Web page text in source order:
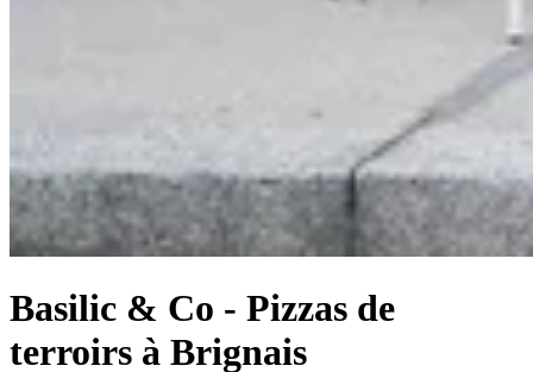
Basilic & Co - Pizzas de
terroirs à Brignais